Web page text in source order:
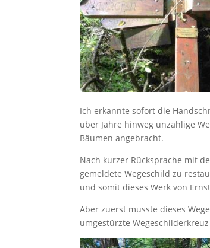
Ich erkannte sofort die
über Jahre hinweg unzählige
Bäumen angebracht.
Nach kurzer Rücksprache mit
gemeldete Wegeschild zu
und somit dieses Werk von
Aber zuerst musste dieses
umgestürzte